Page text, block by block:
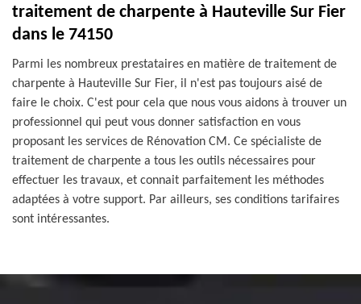
traitement de charpente à Hauteville Sur Fier
dans le 74150
Parmi les nombreux prestataires en matière de traitement de
charpente à Hauteville Sur Fier, il n'est pas toujours aisé de
faire le choix. C'est pour cela que nous vous aidons à trouver un
professionnel qui peut vous donner satisfaction en vous
proposant les services de Rénovation CM. Ce spécialiste de
traitement de charpente a tous les outils nécessaires pour
effectuer les travaux, et connait parfaitement les méthodes
adaptées à votre support. Par ailleurs, ses conditions tarifaires
sont intéressantes.